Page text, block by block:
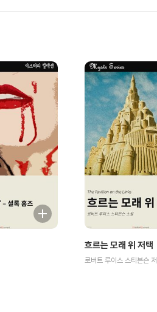
흐르는 모래 위 저택
로버트 루이스 스티븐슨 저